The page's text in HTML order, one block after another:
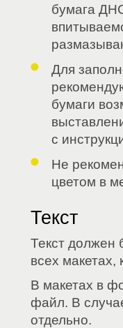
бумага
Для
бумаги
с
Не
цветом в
Текст
Текст должен
всех макетах,
В макетах в
файл. В
отдельно.